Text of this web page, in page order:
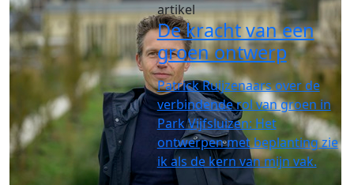
artikel
De kracht van een
groen ontwerp
Patrick Ruijzenaars over de
verbindende rol van groen in
Park Vijfsluizen: Het
ontwerpen met beplanting zie
ik als de kern van mijn vak.